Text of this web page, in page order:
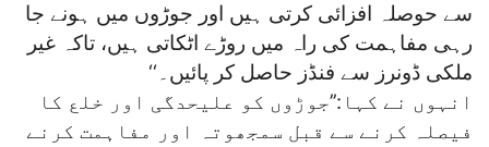
سے حوصلہ افزائی کرتی ہیں اور جوڑوں میں ہونے جا
رہی مفاہمت کی راہ میں روڑے اٹکاتی ہیں، تاکہ غیر
ملکی ڈونرز سے فنڈز حاصل کر پائیں۔‘‘
انہوں نے کہا:’’جوڑوں کو علیحدگی اور خلع کا
فیصلہ کرنے سے قبل سمجھوتہ اور مفاہمت کرنے